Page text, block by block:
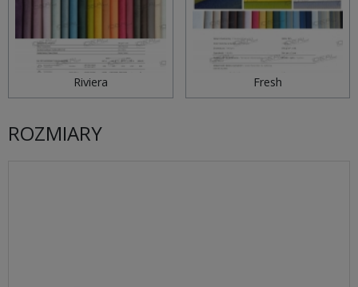
Riviera Fresh
ROZMIARY